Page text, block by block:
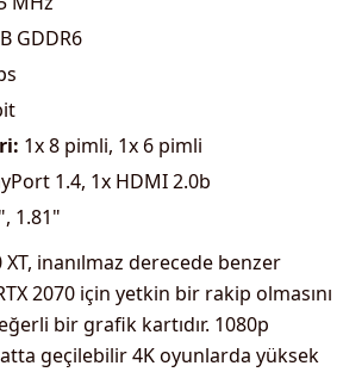
GDDR6
1x 8 pimli, 1x 6 pimli
1.4, 1x HDMI 2.0b
1.81"
XT, inanılmaz derecede benzer
2070 için yetkin bir rakip olmasını
bir grafik kartıdır. 1080p
geçilebilir 4K oyunlarda yüksek